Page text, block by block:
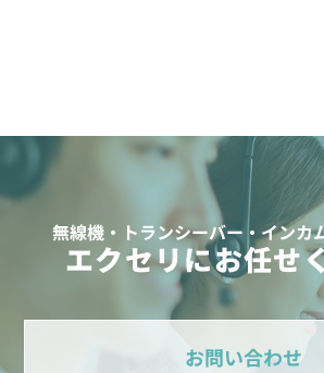
無線機・トランシーバー・インカ
エクセリにお任せ
お問い合わせ